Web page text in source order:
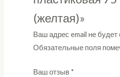
(желтая)»
Ваш адрес email не будет
Обязательные поля
Ваш отзыв *